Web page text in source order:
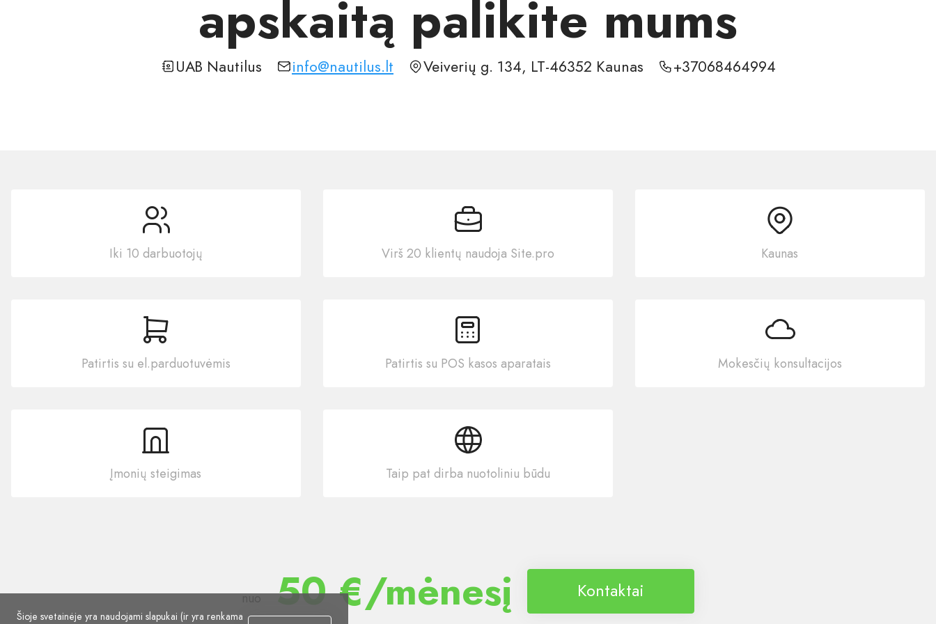
apskaitą palikite mums
UAB Nautilus info@nautilus.lt Veiverių g. 134, LT-46352 Kaunas +37068464994
Iki 10 darbuotojų Virš 20 klientų naudoja Site.pro Kaunas
Patirtis su el.parduotuvėmis Patirtis su POS kasos aparatais Mokesčių konsultacijos
Įmonių steigimas Taip pat dirba nuotoliniu būdu
nuo 50 €/mėnesį Kontaktai
Šioje svetainėje yra naudojami slapukai (ir yra renkama